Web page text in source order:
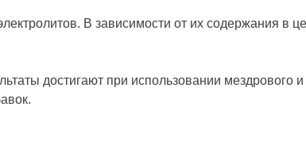
В зависимости от их содержания в
достигают при использовании мездрового и